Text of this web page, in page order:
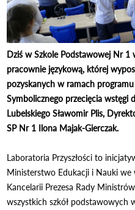
Dziś w Szkole Podstawowej Nr
pracownie językową, której
pozyskanych w ramach programu
Symbolicznego przecięcia wstęgi
Lubelskiego Sławomir Plis,
SP Nr 1 Ilona Majak-Gierczak.
Laboratoria Przyszłości to
Ministerstwo Edukacji i Nauki we
Kancelarii Prezesa Rady
wszystkich szkół podstawowych